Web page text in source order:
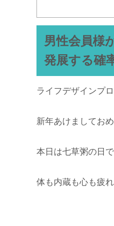
男性会員様
発展する確
ライフデザインプ
新年あけましてお
本日は七草粥の日
体も内蔵も心も疲